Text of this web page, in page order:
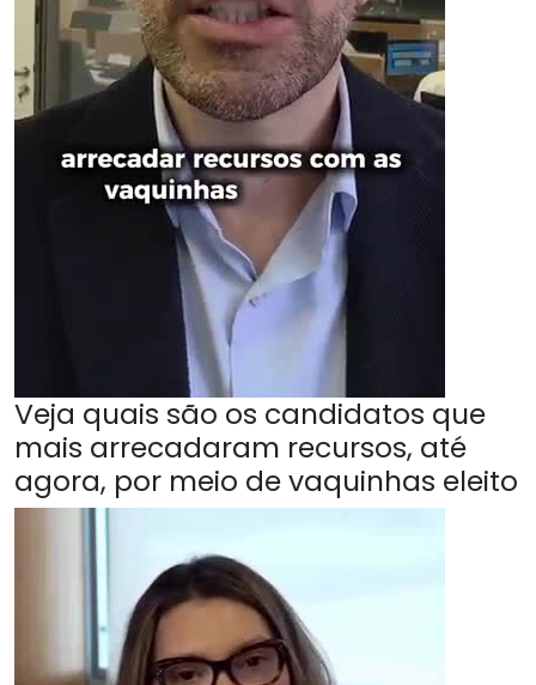
Veja quais são os candidatos que
mais arrecadaram recursos, até
agora, por meio de vaquinhas eleito